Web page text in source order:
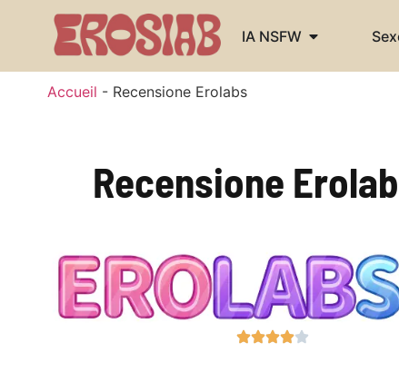
IA NSFW
Accueil - Recensione Erolabs
Recensione